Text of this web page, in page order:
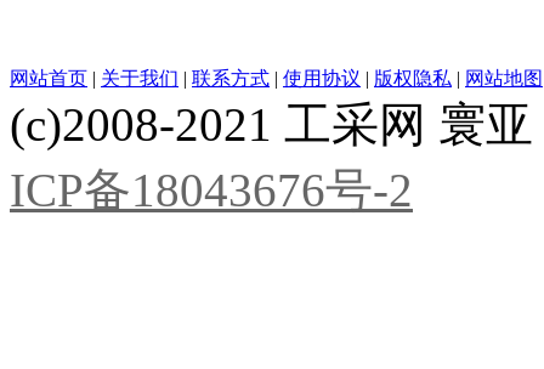
网站首页 | 关于我们 | 联系方式 | 使用协议 | 版权隐私 | 网站地图
(c)2008-2021 工采网 寰
ICP备18043676号-2